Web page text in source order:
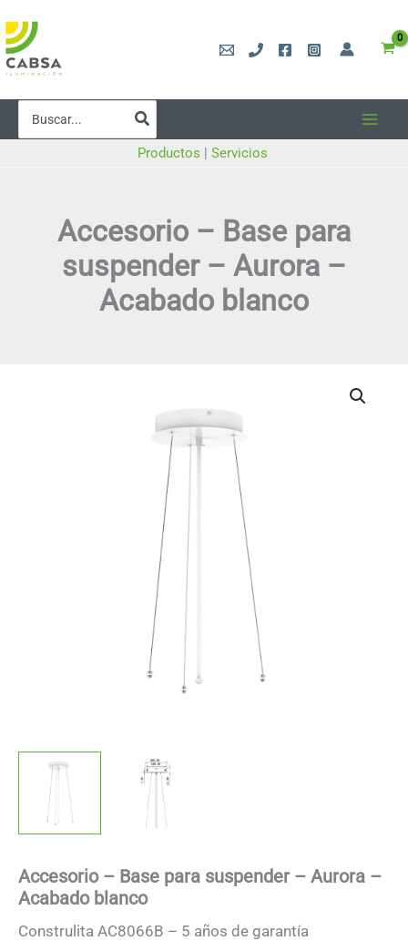
al
contenido
por:
Productos | Servicios
Accesorio – Base para
suspender – Aurora –
Acabado blanco
Accesorio – Base para suspender – Aurora –
Acabado blanco
Construlita AC8066B – 5 años de garantía